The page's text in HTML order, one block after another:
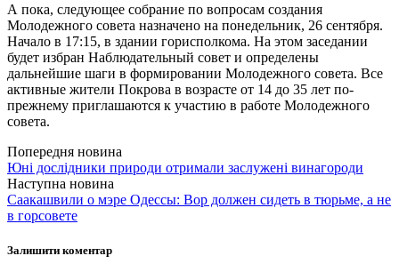
А пока, следующее собрание по вопросам создания
Молодежного совета назначено на понедельник, 26 сентября.
Начало в 17:15, в здании горисполкома. На этом заседании
будет избран Наблюдательный совет и определены
дальнейшие шаги в формировании Молодежного совета. Все
активные жители Покрова в возрасте от 14 до 35 лет по-
прежнему приглашаются к участию в работе Молодежного
совета.
Попередня новина
Юні дослідники природи отримали заслужені винагороди
Наступна новина
Саакашвили о мэре Одессы: Вор должен сидеть в тюрьме, а не
в горсовете
Залишити коментар